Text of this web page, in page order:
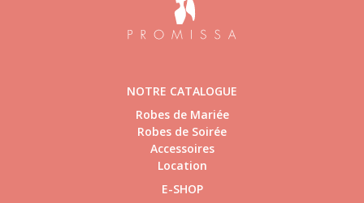
NOTRE CATALOGUE
Robes de Mariée
Robes de Soirée
Accessoires
Location
E-SHOP